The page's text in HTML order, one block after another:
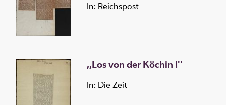
In: Reichspost
,,Los von der Köchin !''
In: Die Zeit